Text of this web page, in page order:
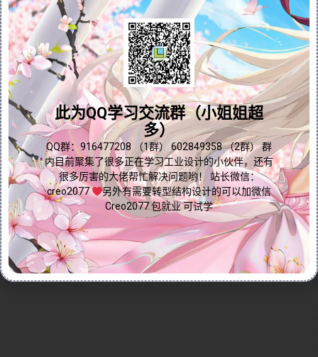
本视频独家揭秘Creo/Proe在缺少第二方向曲线时创建
高质量曲面的专业技法！视频完整演示如何通过扫描功
能生成带状曲面，再结合边界混合实现平滑过渡，最终
打造符合脱模斜度要求的完美曲面。教程重点突破传统
建模限制，详细讲解：1）扫描曲面的精确定位技巧 2）
边界混合的优化参数设置 3）脱模斜度的实时检测方
法。掌握这一工作流程，您将能轻松应对复杂曲面建模
挑战，大幅提升模具友好型产品设计能力。特别适合从
事注塑产品、消费电子外壳设计的工程师学习提升。
Continue reading...
2025-04-19 by免费Creo教程
Creo/Proe曲面技巧
Creo短视频
0
此为QQ学习交流群（小姐姐超
多）
QQ群：916477208 （1群） 602849358 （2群） 群
内目前聚集了很多正在学习工业设计的小伙伴，还有
很多厉害的大佬帮忙解决问题哟！ 站长微信：
creo2077
另外有需要转型结构设计的可以加微信
Creo2077 包就业 可试学
问题答疑♥资料白嫖
群内有大量学习资料哟~
点我直接加群嘛